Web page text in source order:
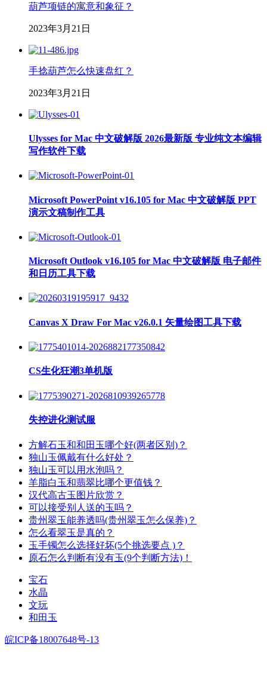
葫芦项链的寓意和象征？
2023年3月21日
手捻葫芦怎么快速盘红？
2023年3月21日
Ulysses for Mac 中文破解版 2026最新版 专业纯文本编辑
写作软件下载
Microsoft PowerPoint v16.105 for Mac 中文破解版 PPT
演示文稿制作工具
Microsoft Outlook v16.105 for Mac 中文破解版 电子邮件
和日历工具下载
Canvas X Draw For Mac v26.0.1 矢量绘图工具下载
CS生化狂潮3单机版
失控进化测试服
方解石玉和和田玉哪个好(两者区别)？
独山玉佩戴有什么好处？
独山玉可以用水泡吗？
羊脂白玉和翡翠比哪个更值钱？
汉代高古玉图片欣赏？
可以接受别人送的玉吗？
贵州翠玉能养透吗(贵州翠玉怎么保养)？
怎么看翠玉是真的？
玉手镯怎么选择好坏(5个挑选要点 )？
原石怎么判断有没有玉(9个判断方法)！
宝石
水晶
文玩
和田玉
皖ICP备18007648号-13